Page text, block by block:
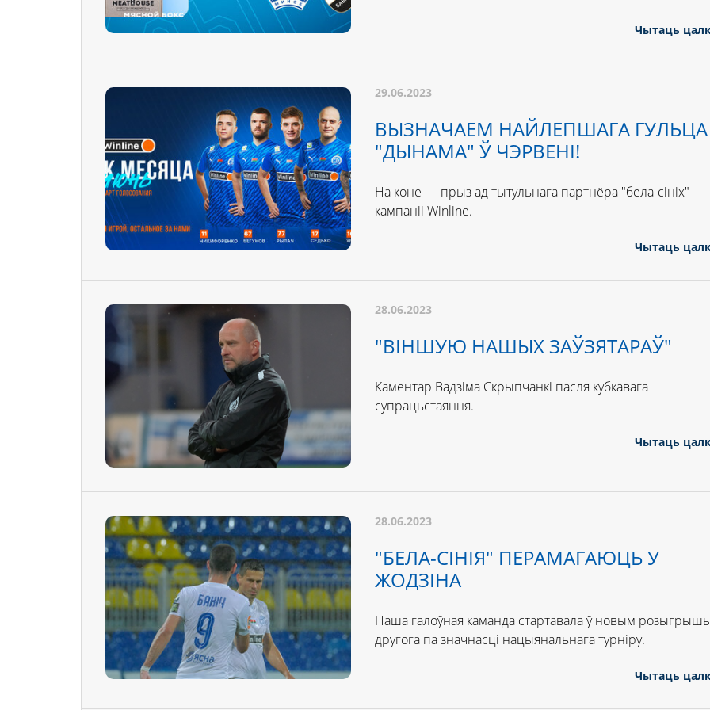
Чытаць
29.06.2023
ВЫЗНАЧАЕМ НАЙЛЕПШАГА ГУЛЬЦА
"ДЫНАМА" Ў ЧЭРВЕНІ!
На коне — прыз ад тытульнага партнёра "бела-сініх"
кампаніі Winline.
Чытаць
28.06.2023
"ВІНШУЮ НАШЫХ ЗАЎЗЯТАРАЎ"
Каментар Вадзіма Скрыпчанкі пасля кубкавага
супрацьстаяння.
Чытаць
28.06.2023
"БЕЛА-СІНІЯ" ПЕРАМАГАЮЦЬ У
ЖОДЗІНА
Наша галоўная каманда стартавала ў новым
другога па значнасці нацыянальнага турніру.
Чытаць